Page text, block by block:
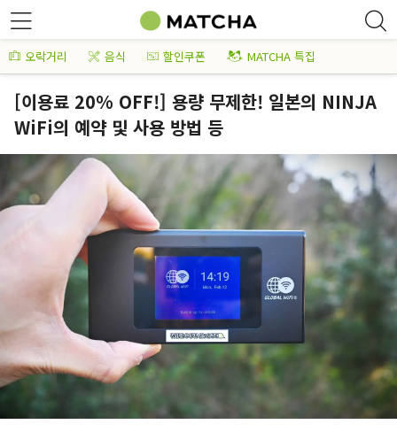
오락거리 음식 할인쿠폰 MATCHA 특집
[이용료 20% OFF!] 용량 무제한! 일본의 NINJA
WiFi의 예약 및 사용 방법 등